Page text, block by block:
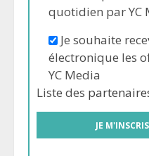
quotidien par YC
Je souhaite
électronique les
YC Media
Liste des